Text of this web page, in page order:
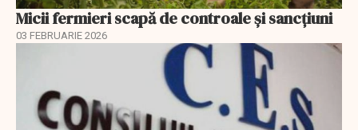
Micii fermieri scapă de controale și sancțiuni
03 FEBRUARIE 2026